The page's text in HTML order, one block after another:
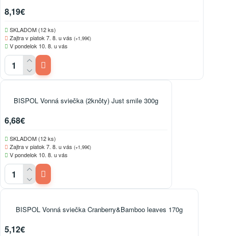
8,19€
SKLADOM (12 ks)
Zajtra v piatok 7. 8. u vás (+1,99€)
V pondelok 10. 8. u vás
BISPOL Vonná sviečka (2knôty) Just smile 300g
6,68€
SKLADOM (12 ks)
Zajtra v piatok 7. 8. u vás (+1,99€)
V pondelok 10. 8. u vás
BISPOL Vonná sviečka Cranberry&Bamboo leaves 170g
5,12€